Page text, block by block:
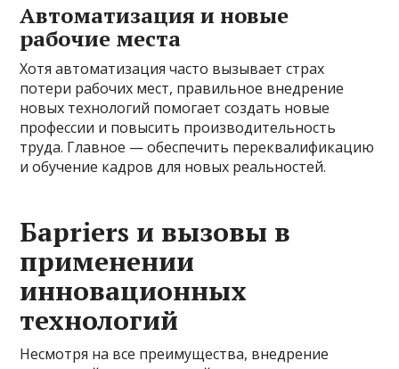
Автоматизация и новые
рабочие места
Хотя автоматизация часто вызывает страх
потери рабочих мест, правильное внедрение
новых технологий помогает создать новые
профессии и повысить производительность
труда. Главное — обеспечить переквалификацию
и обучение кадров для новых реальностей.
Барriers и вызовы в
применении
инновационных
технологий
Несмотря на все преимущества, внедрение